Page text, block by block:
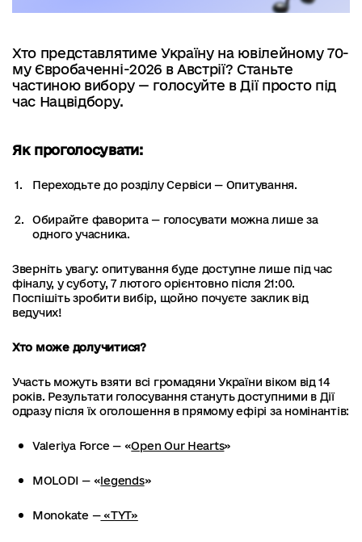
Хто представлятиме Україну на ювілейному 70-
му Євробаченні-2026 в Австрії? Станьте
частиною вибору — голосуйте в Дії просто під
час Нацвідбору.
Як проголосувати:
Переходьте до розділу Сервіси — Опитування.
Обирайте фаворита — голосувати можна лише за
одного учасника.
Зверніть увагу: опитування буде доступне лише під час
фіналу, у суботу, 7 лютого орієнтовно після 21:00.
Поспішіть зробити вибір, щойно почуєте заклик від
ведучих!
Хто може долучитися?
Участь можуть взяти всі громадяни України віком від 14
років. Результати голосування стануть доступними в Дії
одразу після їх оголошення в прямому ефірі за номінантів:
Valeriya Force — «Open Our Hearts»
MOLODI — «legends»
Monokate —«ТYТ»